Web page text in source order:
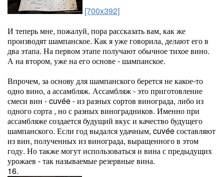
[700x392]
И теперь мне, пожалуй, пора рассказать вам, как же
производят шампанское. Как я уже говорила, делают его в
два этапа. На первом этапе получают обычное тихое вино.
А на втором, уже на его основе - шампанское.
Впрочем, за основу для шампанского берется не какое-то
одно вино, а ассамбляж. Ассамбляж - это приготовление
смеси вин - cuvée - из разных сортов винограда, либо из
одного сорта , но с разных виноградников. Именно при
ассамбляже создается будущий вкус и качество будущего
шампанского. Если год выдался удачным, cuvée составляют
из вин, полученных из винограда, выращенного в этом
году. Но также могут использоваться и вина с предыдущих
урожаев - так называемые резервные вина.
16.